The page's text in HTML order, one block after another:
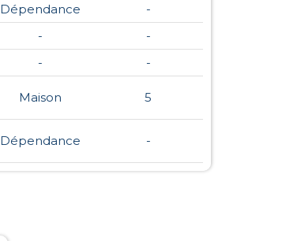
Dépendance
-
-
-
- -
Maison 5
Dépendance -